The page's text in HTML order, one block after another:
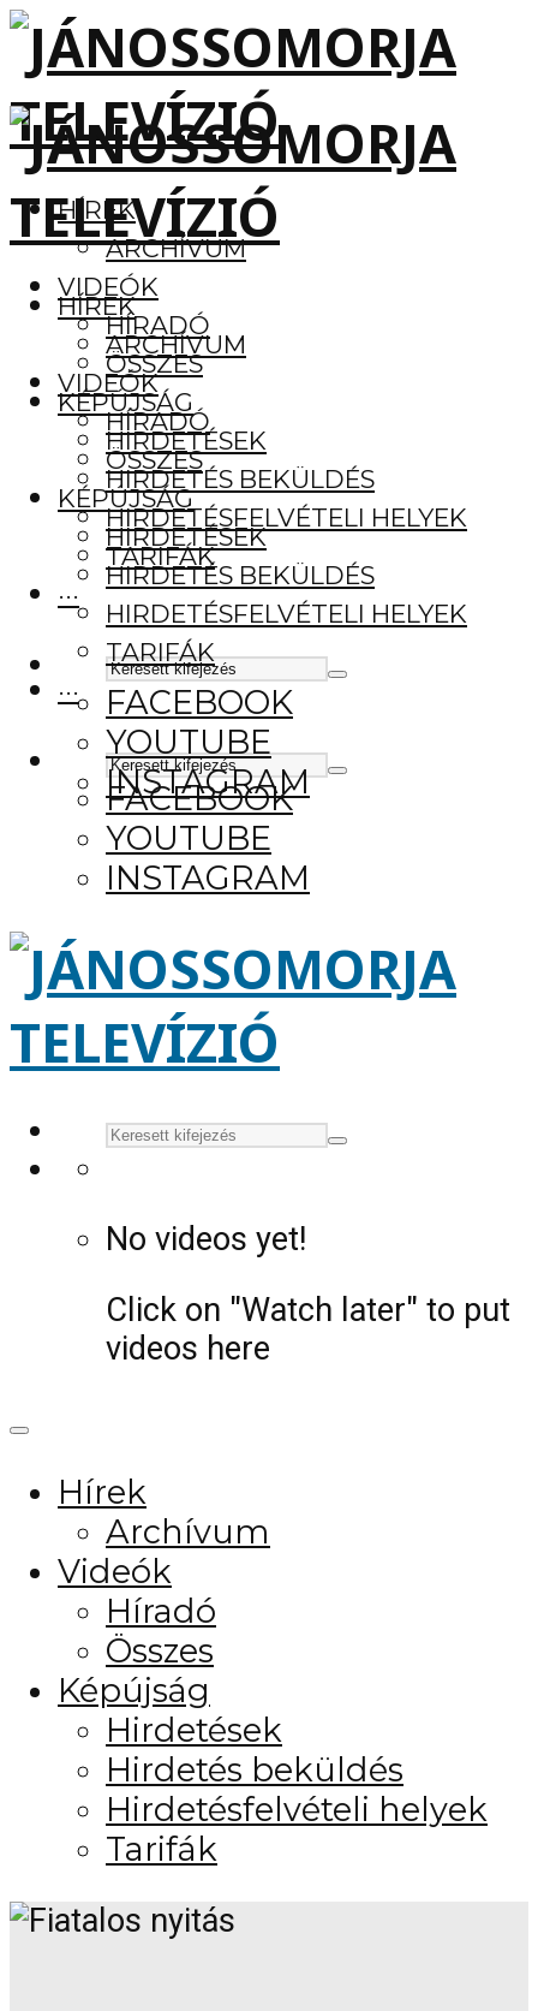
HÍREK
ARCHÍVUM
VIDEÓK
HÍRADÓ
ÖSSZES
KÉPÚJSÁG
HIRDETÉSEK
HIRDETÉS BEKÜLDÉS
HIRDETÉSFELVÉTELI HELYEK
TARIFÁK
···
FACEBOOK
YOUTUBE
INSTAGRAM
HÍREK
ARCHÍVUM
VIDEÓK
HÍRADÓ
ÖSSZES
KÉPÚJSÁG
HIRDETÉSEK
HIRDETÉS BEKÜLDÉS
HIRDETÉSFELVÉTELI HELYEK
TARIFÁK
···
FACEBOOK
YOUTUBE
INSTAGRAM
No videos yet!
Click on "Watch later" to put
videos here
Hírek
Archívum
Videók
Híradó
Összes
Képújság
Hirdetések
Hirdetés beküldés
Hirdetésfelvételi helyek
Tarifák